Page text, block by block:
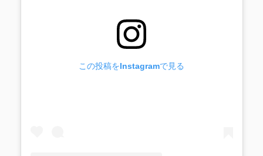
この投稿をInstagramで見る